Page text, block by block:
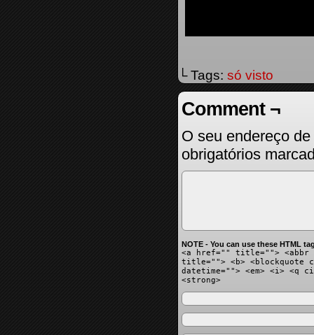
└ Tags: só visto
Comment ¬
O seu endereço
obrigatórios
NOTE - You can use these HTML
<a href="" title=""> <abbr
title=""> <b> <blockquote
datetime=""> <em> <i> <q
<strong>